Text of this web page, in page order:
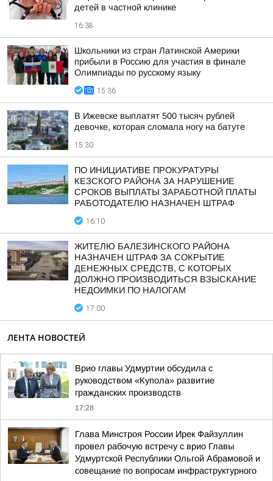
детей в частной клинике
16:38
Школьники из стран Латинской Америки
прибыли в Россию для участия в финале
Олимпиады по русскому языку
15:36
В Ижевске выплатят 500 тысяч рублей
девочке, которая сломала ногу на батуте
15:30
ПО ИНИЦИАТИВЕ ПРОКУРАТУРЫ
КЕЗСКОГО РАЙОНА ЗА НАРУШЕНИЕ
СРОКОВ ВЫПЛАТЫ ЗАРАБОТНОЙ ПЛАТЫ
РАБОТОДАТЕЛЮ НАЗНАЧЕН ШТРАФ
16:10
ЖИТЕЛЮ БАЛЕЗИНСКОГО РАЙОНА
НАЗНАЧЕН ШТРАФ ЗА СОКРЫТИЕ
ДЕНЕЖНЫХ СРЕДСТВ, С КОТОРЫХ
ДОЛЖНО ПРОИЗВОДИТЬСЯ ВЗЫСКАНИЕ
НЕДОИМКИ ПО НАЛОГАМ
17:00
ЛЕНТА НОВОСТЕЙ
Врио главы Удмуртии обсудила с
руководством «Купола» развитие
гражданских производств
17:28
Глава Минстроя России Ирек Файзуллин
провел рабочую встречу с врио Главы
Удмуртской Республики Ольгой Абрамовой и
совещание по вопросам инфраструктурного